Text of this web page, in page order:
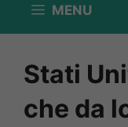
MENU
Stati
che da